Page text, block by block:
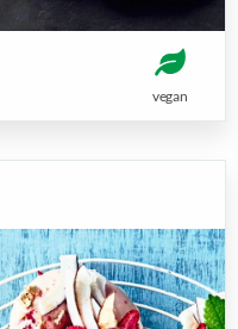
vegan